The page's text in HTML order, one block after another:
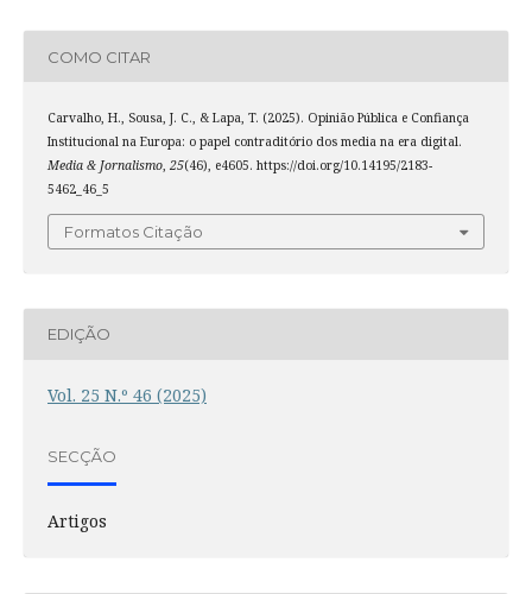
COMO CITAR
Carvalho, H., Sousa, J. C., & Lapa, T. (2025). Opinião Pública e Confiança
Institucional na Europa: o papel contraditório dos media na era digital.
Media & Jornalismo, 25(46), e4605. https://doi.org/10.14195/2183-
5462_46_5
Formatos Citação
EDIÇÃO
Vol. 25 N.º 46 (2025)
SECÇÃO
Artigos